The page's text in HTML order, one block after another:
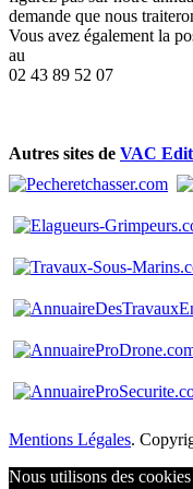
demande que nous
Vous avez également la
au
02 43 89 52 07
Autres sites de VAC
Mentions Légales.
Nous utilisons des